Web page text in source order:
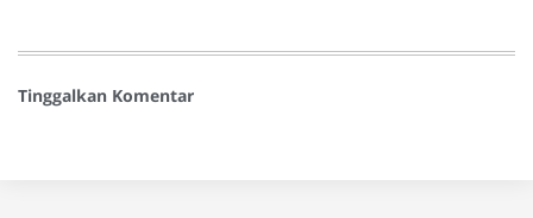
Tinggalkan Komentar